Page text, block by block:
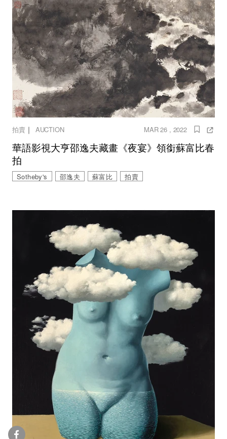
拍賣｜ AUCTION MAR 26 , 2022
華語影視大亨邵逸夫藏畫《夜宴》領銜蘇富比春
拍
Sotheby's 邵逸夫 蘇富比 拍賣